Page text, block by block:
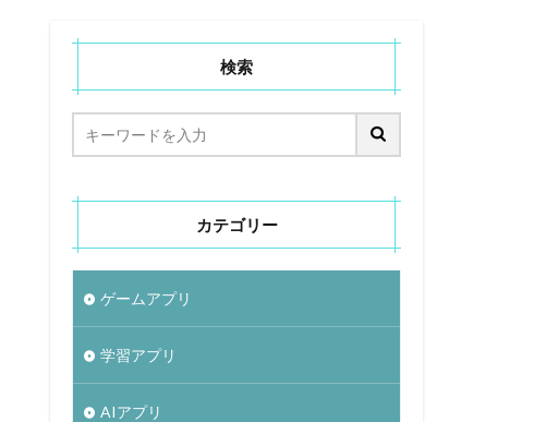
検索
カテゴリー
ゲームアプリ
学習アプリ
AIアプリ